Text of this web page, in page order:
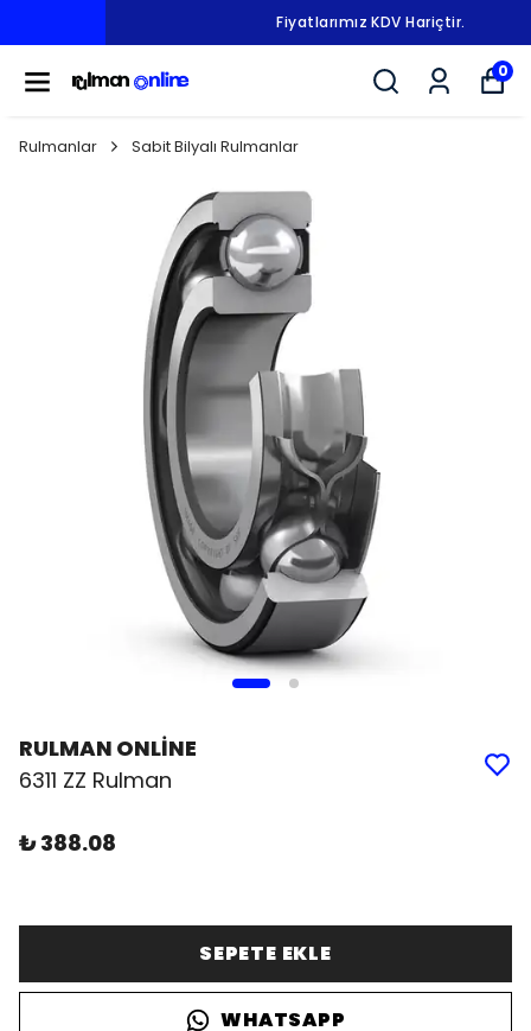
Fiyatlarımız KDV Hariçtir.
0
Rulmanlar Sabit Bilyalı Rulmanlar
RULMAN ONLİNE
6311 ZZ Rulman
₺ 388.08
SEPETE EKLE
WHATSAPP